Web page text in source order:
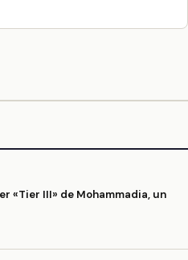
«Tier III» de Mohammadia, un